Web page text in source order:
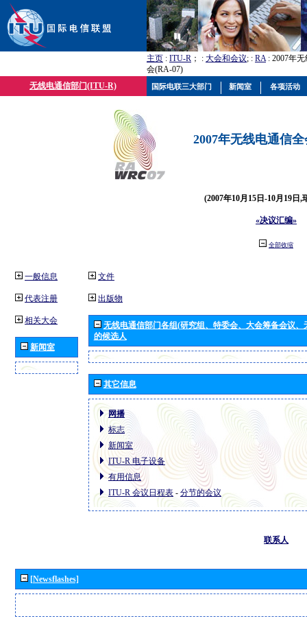
主页 : ITU-R ； : 大会和会议; : RA: 2007年
会(RA-07)
无线电通信部门(ITU-R)
2007年无线电通信
(2007年10月15日-10月19日,
«决议汇编»
全部收缩
一般信息
代表注册
相关大会
新闻室
文件
出版物
无线电通信部门各组(研究组、特委会、大会筹备会议
的候选人
其它信息
网播
标志
新闻室
ITU-R 电子设备
有用信息
ITU-R 会议日程表 - 分节的会议
联系人
[Newsflashes]
国际电联三大部门 新闻室 各项活动